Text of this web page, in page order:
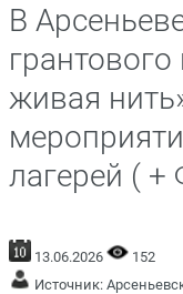
В
живая
лагерей ( +
13.06.2026
152
Источник: